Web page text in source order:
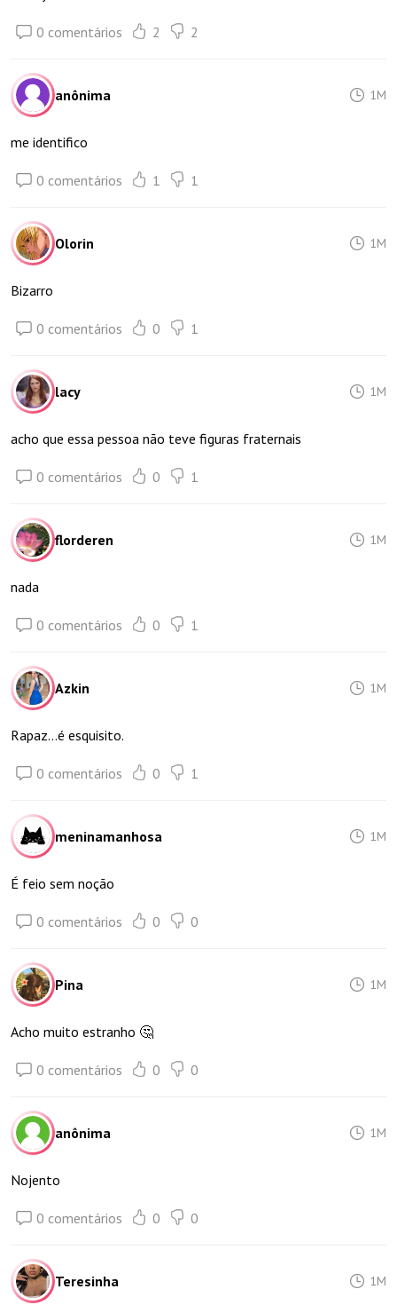
0 comentários 2 2
anônima 1M
me identifico
0 comentários 1 1
Olorin 1M
Bizarro
0 comentários 0 1
lacy 1M
acho que essa pessoa não teve figuras fraternais
0 comentários 0 1
florderen 1M
nada
0 comentários 0 1
Azkin 1M
Rapaz...é esquisito.
0 comentários 0 1
meninamanhosa 1M
É feio sem noção
0 comentários 0 0
Pina 1M
Acho muito estranho 🤔
0 comentários 0 0
anônima 1M
Nojento
0 comentários 0 0
Teresinha 1M